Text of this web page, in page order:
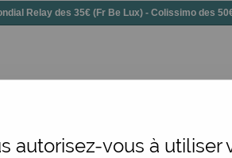
Relay des 35€ (Fr Be Lux) - Colissimo des
Chaussures
autorisez-vous à utiliser